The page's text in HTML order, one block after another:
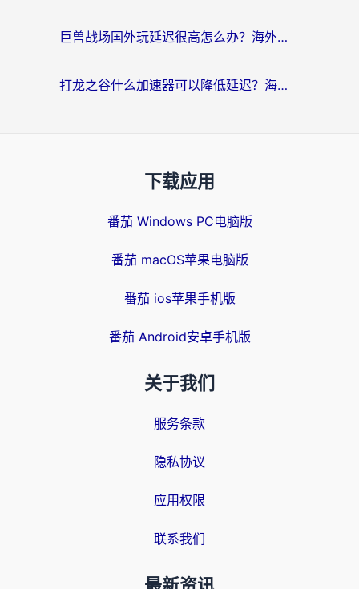
巨兽战场国外玩延迟很高怎么办？海外党亲测的国服游戏加速解决方案
打龙之谷什么加速器可以降低延迟？海外玩家亲测有效的国服加速指南
下载应用
番茄 Windows PC电脑版
番茄 macOS苹果电脑版
番茄 ios苹果手机版
番茄 Android安卓手机版
关于我们
服务条款
隐私协议
应用权限
联系我们